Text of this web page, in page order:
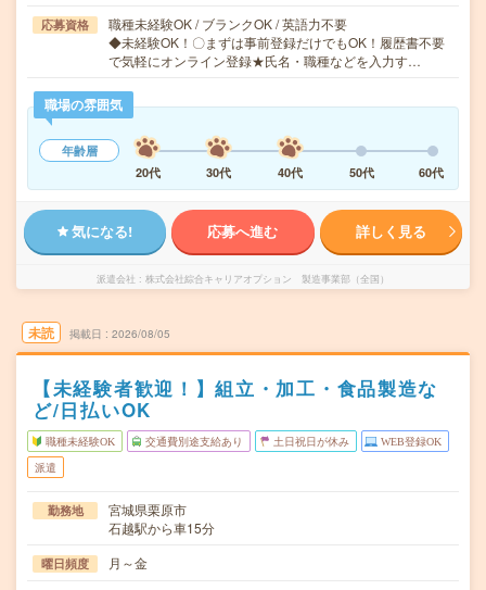
応募資格
職種未経験OK / ブランクOK / 英語力不要
◆未経験OK！〇まずは事前登録だけでもOK！履歴書不要
で気軽にオンライン登録★氏名・職種などを入力す…
職場の雰囲気
年齢層
20代
30代 40代 50代 60代
気になる! 応募へ進む 詳しく見る
派遣会社 株式会社綜合キャリアオプション 製造事業部（全国）
未読 掲載日 2026/08/05
【未経験者歓迎！】組立・加工・食品製造な
ど/日払いOK
職種未経験OK 交通費別途支給あり 土日祝日が休み WEB登録OK
派遣
勤務地
宮城県栗原市
石越駅から車15分
曜日頻度 月～金